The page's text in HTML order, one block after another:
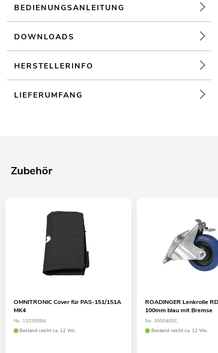
BEDIENUNGSANLEITUNG
DOWNLOADS
HERSTELLERINFO
LIEFERUMFANG
Zubehör
OMNITRONIC Cover für PAS-151/151A
MK4
No. 11039584
Bestand reicht ca. 12 Wo.
ROADINGER Lenkrolle
100mm blau mit Bremse
No. 3000400C
Bestand reicht ca. 12 Wo.